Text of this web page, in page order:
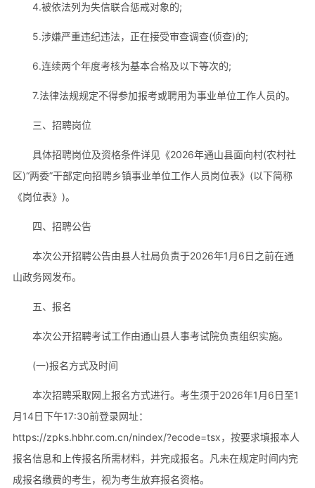
4.被依法列为失信联合惩戒对象的;
5.涉嫌严重违纪违法，正在接受审查调查(侦查)的;
6.连续两个年度考核为基本合格及以下等次的;
7.法律法规规定不得参加报考或聘用为事业单位工作人员的。
三、招聘岗位
具体招聘岗位及资格条件详见《2026年通山县面向村(农村社
区)“两委”干部定向招聘乡镇事业单位工作人员岗位表》(以下简称
《岗位表》)。
四、招聘公告
本次公开招聘公告由县人社局负责于2026年1月6日之前在通
山政务网发布。
五、报名
本次公开招聘考试工作由通山县人事考试院负责组织实施。
(一)报名方式及时间
本次招聘采取网上报名方式进行。考生须于2026年1月6日至1
月14日下午17:30前登录网址：
https://zpks.hbhr.com.cn/nindex/?ecode=tsx，按要求填报本人
报名信息和上传报名所需材料，并完成报名。凡未在规定时间内完
成报名缴费的考生，视为考生放弃报名资格。